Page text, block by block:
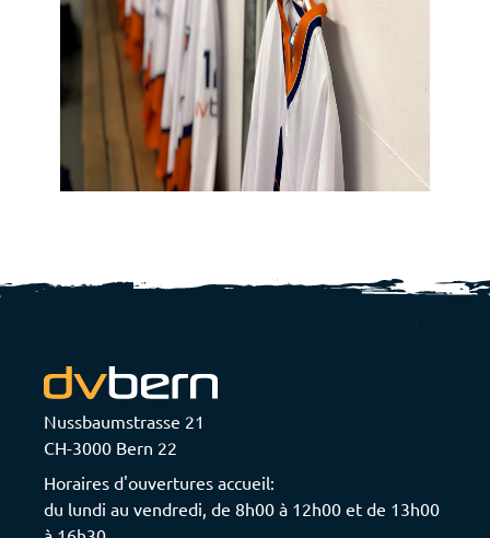
Nussbaumstrasse 21
CH-3000 Bern 22
Horaires d'ouvertures accueil:
du lundi au vendredi, de 8h00 à 12h00 et de 13h00